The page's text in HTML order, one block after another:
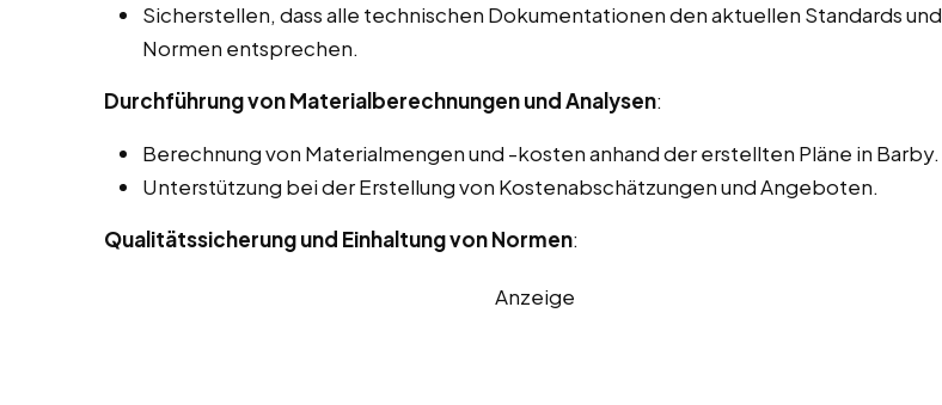
Sicherstellen, dass alle technischen Dokumentationen den aktuellen Standards und
Normen entsprechen.
Durchführung von Materialberechnungen und Analysen:
Berechnung von Materialmengen und -kosten anhand der erstellten Pläne in Barby.
Unterstützung bei der Erstellung von Kostenabschätzungen und Angeboten.
Qualitätssicherung und Einhaltung von Normen:
Anzeige